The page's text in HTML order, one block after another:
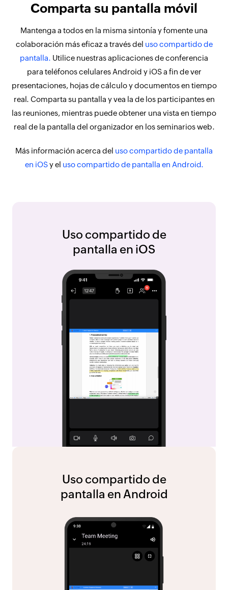
Comparta su pantalla móvil
Mantenga a todos en la misma sintonía y fomente una
colaboración más eficaz a través del uso compartido de
pantalla. Utilice nuestras aplicaciones de conferencia
para teléfonos celulares Android y iOS a fin de ver
presentaciones, hojas de cálculo y documentos en tiempo
real. Comparta su pantalla y vea la de los participantes en
las reuniones, mientras puede obtener una vista en tiempo
real de la pantalla del organizador en los seminarios web.
Más información acerca del uso compartido de pantalla
en iOSy el uso compartido de pantalla en Android.
Uso compartido de
pantalla en iOS
Uso compartido de
pantalla en Android